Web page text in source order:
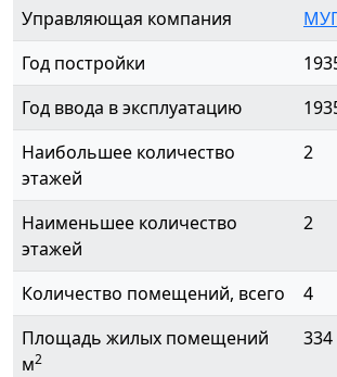
Управляющая компания
Год постройки
Год ввода в эксплуатацию
Наибольшее количество
этажей
2
Наименьшее количество
этажей
2
Количество помещений, всего
4
Площадь жилых помещений
м2
334